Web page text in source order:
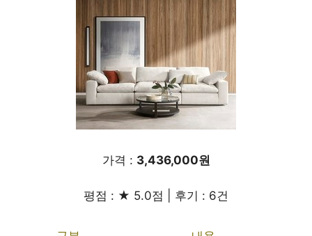
가격 : 3,436,000원
평점 : ★ 5.0점 | 후기 : 6건